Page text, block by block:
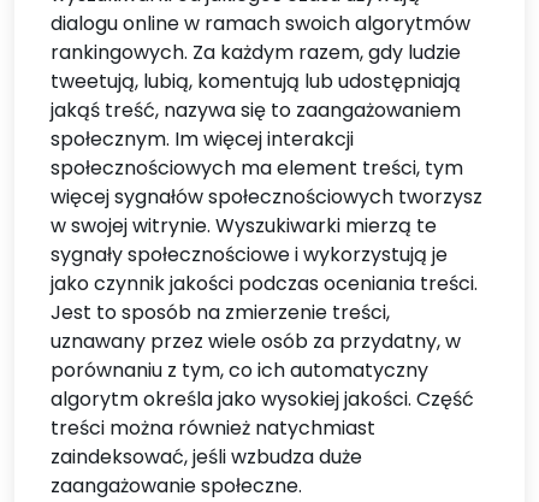
dialogu online w ramach swoich algorytmów
rankingowych. Za każdym razem, gdy ludzie
tweetują, lubią, komentują lub udostępniają
jakąś treść, nazywa się to zaangażowaniem
społecznym. Im więcej interakcji
społecznościowych ma element treści, tym
więcej sygnałów społecznościowych tworzysz
w swojej witrynie. Wyszukiwarki mierzą te
sygnały społecznościowe i wykorzystują je
jako czynnik jakości podczas oceniania treści.
Jest to sposób na zmierzenie treści,
uznawany przez wiele osób za przydatny, w
porównaniu z tym, co ich automatyczny
algorytm określa jako wysokiej jakości. Część
treści można również natychmiast
zaindeksować, jeśli wzbudza duże
zaangażowanie społeczne.